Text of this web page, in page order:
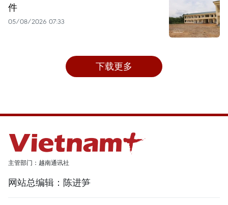
件
05/08/2026 07:33
下载更多
主管部门：越南通讯社
网站总编辑：陈进笋